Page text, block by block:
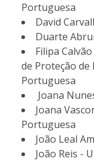
Portuguesa
David
Duarte
Filipa
de Proteção de
Portuguesa
Joana
Joana
Portuguesa
João Leal
João Reis -